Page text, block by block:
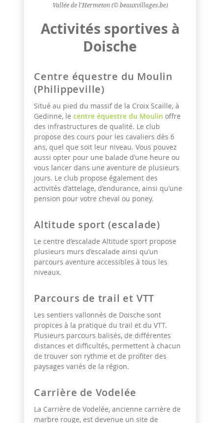
Vallée de l'Hermeton (© beauxvillages.be)
Activités sportives à
Doische
Centre équestre du Moulin
(Philippeville)
Situé au pied du massif de la Croix Scaille, à
Gedinne, le centre équestre du Moulin offre
des infrastructures de qualité. Le club
propose des cours pour les cavaliers dès 6
ans, quel que soit leur niveau. Vous pouvez
aussi opter pour une balade d’une heure ou
vous lancer dans une aventure de plusieurs
jours. Le club propose également des
activités d’attelage, d’endurance, ainsi qu’une
pension pour votre cheval ou poney.
Altitude sport (escalade)
Le centre d’escalade Altitude sport propose
plusieurs murs d’escalade ainsi qu’un
parcours aventure accessibles à tous les
niveaux.
Parcours de trail et VTT
Les sentiers vallonnés de Doische sont
propices à la pratique du trail et du VTT.
Plusieurs parcours balisés, de différentes
distances et difficultés, permettent à chacun
de trouver son rythme et de profiter des
paysages variés de la région.
Carrière de Vodelée
La Carrière de Vodelée, ancienne carrière de
marbre rouge, est devenue un site de